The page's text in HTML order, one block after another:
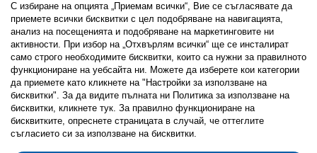
Последвайте ни:
FacebookTwitterYoutubePinterestInstagram
Политика за използване на бисквитки (Cookies)
С избиране на опцията „Приемам всички“, Вие се съгласявате да
приемете всички бисквитки с цел подобряване на навигацията,
анализ на посещенията и подобряване на маркетинговите ни
активности. При избор на „Отхвърлям всички“ ще се инсталират
само строго необходимитe бисквитки, които са нужни за правилното
функциониране на уебсайта ни. Можете да изберете кои категории
да приемете като кликнете на "Настройки за използване на
бисквитки". За да видите пълната ни Политика за използване на
бисквитки, кликнете тук. За правилно функциониране на
бисквитките, опреснете страницата в случай, че оттеглите
съгласието си за използване на бисквитки.